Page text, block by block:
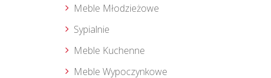
Meble Młodzieżowe
Sypialnie
Meble Kuchenne
Meble Wypoczynkowe